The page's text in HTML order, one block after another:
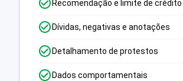
Recomendação e limite de crédito
Dívidas, negativas e anotações
Detalhamento de protestos
Dados comportamentais